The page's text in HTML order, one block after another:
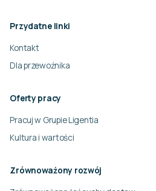
Przydatne linki
Kontakt
Dla przewoźnika
Oferty pracy
Pracuj w Grupie Ligentia
Kultura i wartości
Zrównoważony rozwój